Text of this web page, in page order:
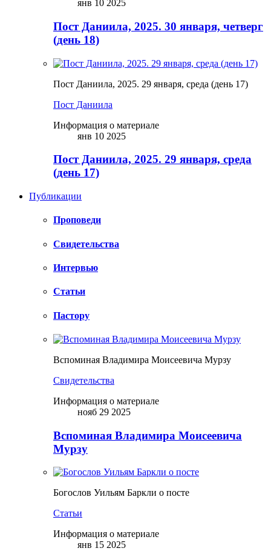
янв 10 2025
Пост Даниила, 2025. 30 января, четверг
(день 18)
Пост Даниила, 2025. 29 января, среда (день 17)
Пост Даниила
Информация о материале
янв 10 2025
Пост Даниила, 2025. 29 января, среда
(день 17)
Публикации
Проповеди
Свидетельства
Интервью
Статьи
Пастору
Вспоминая Владимира Моисеевича Мурзу
Свидетельства
Информация о материале
нояб 29 2025
Вспоминая Владимира Моисеевича
Мурзу
Богослов Уильям Баркли о посте
Статьи
Информация о материале
янв 15 2025